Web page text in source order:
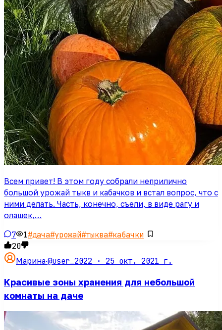
Всем привет! В этом году собрали неприлично
большой урожай тыкв и кабачков и встал вопрос, что с
ними делать. Часть, конечно, съели, в виде рагу и
олашек,…
7 1#дача#урожай#тыква#кабачки
20
Марина·@user_2022 · 25 окт. 2021 г.
Красивые зоны хранения для небольшой
комнаты на даче